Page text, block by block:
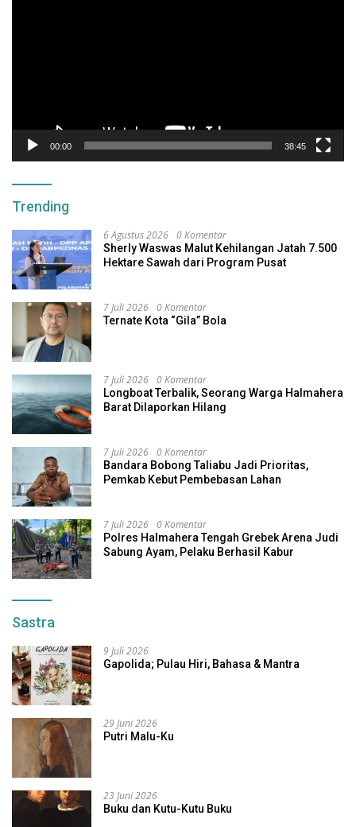
00:00 38:45
Trending
6 Agustus 2026 0 Komentar
Sherly Waswas Malut Kehilangan Jatah 7.500
Hektare Sawah dari Program Pusat
7 Juli 2026 0 Komentar
Ternate Kota “Gila” Bola
7 Juli 2026 0 Komentar
Longboat Terbalik, Seorang Warga Halmahera
Barat Dilaporkan Hilang
7 Juli 2026 0 Komentar
Bandara Bobong Taliabu Jadi Prioritas,
Pemkab Kebut Pembebasan Lahan
7 Juli 2026 0 Komentar
Polres Halmahera Tengah Grebek Arena Judi
Sabung Ayam, Pelaku Berhasil Kabur
Sastra
9 Juli 2026
Gapolida; Pulau Hiri, Bahasa & Mantra
29 Juni 2026
Putri Malu-Ku
23 Juni 2026
Buku dan Kutu-Kutu Buku